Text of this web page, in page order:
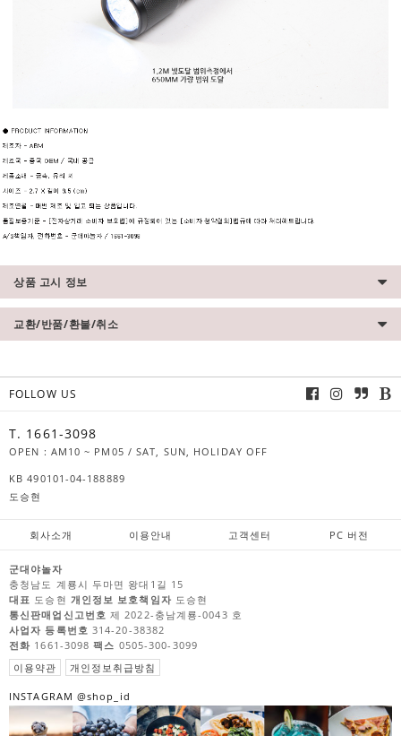
상품 고시 정보
교환/반품/환불/취소
FOLLOW US
T. 1661-3098
OPEN : AM10 ~ PM05 / SAT, SUN, HOLIDAY OFF
KB 490101-04-188889
도승현
회사소개 이용안내 고객센터 PC 버전
군대야놀자
충청남도 계룡시 두마면 왕대1길 15
대표 도승현 개인정보 보호책임자 도승현
통신판매업신고번호 제 2022-충남계룡-0043 호
사업자 등록번호 314-20-38382
전화 1661-3098팩스 0505-300-3099
이용약관
개인정보취급방침
INSTAGRAM @shop_id